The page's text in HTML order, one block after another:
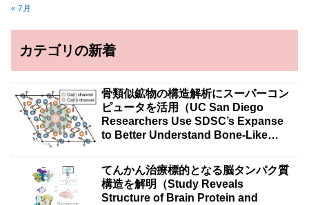
« 7月
カテゴリの新着
骨類似鉱物の構造解析にスーパーコン
ピュータを活用（UC San Diego
Researchers Use SDSC’s Expanse
to Better Understand Bone-Like
てんかん治療標的となる脳タンパク質
構造を解明（Study Reveals
Structure of Brain Protein and